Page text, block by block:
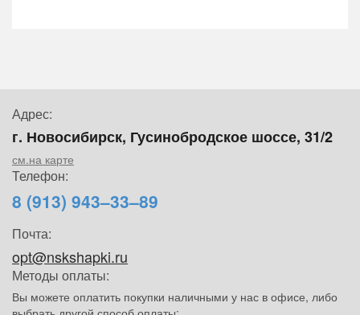
Адрес:
г. Новосибирск, Гусинобродское шоссе, 31/2
см.на карте
Телефон:
8 (913) 943–33–89
Почта:
opt@nskshapki.ru
Методы оплаты:
Вы можете оплатить покупки наличными у нас в офисе, либо